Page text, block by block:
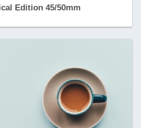
Edition 45/50mm